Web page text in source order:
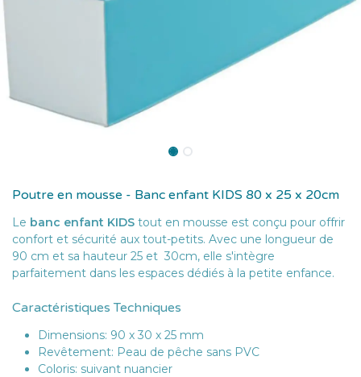
Poutre en mousse - Banc enfant KIDS 80 x 25 x 20cm
Le banc enfant KIDS tout en mousse est conçu pour offrir
confort et sécurité aux tout-petits. Avec une longueur de
90 cm et sa hauteur 25 et 30cm, elle s'intègre
parfaitement dans les espaces dédiés à la petite enfance.
Caractéristiques Techniques
Dimensions: 90 x 30 x 25 mm
Revêtement: Peau de pêche sans PVC
Coloris: suivant nuancier